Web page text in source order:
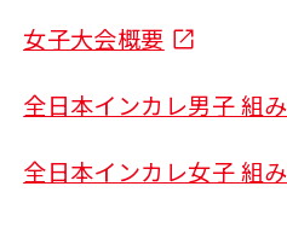
女子大会概要
全日本インカレ男子 組
全日本インカレ女子 組